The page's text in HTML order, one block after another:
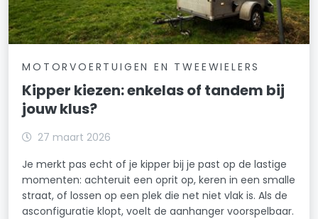
MOTORVOERTUIGEN EN TWEEWIELERS
Kipper kiezen: enkelas of tandem bij
jouw klus?
27 maart 2026
Je merkt pas echt of je kipper bij je past op de lastige
momenten: achteruit een oprit op, keren in een smalle
straat, of lossen op een plek die net niet vlak is. Als de
asconfiguratie klopt, voelt de aanhanger voorspelbaar.